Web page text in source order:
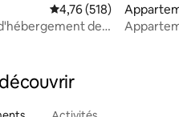
Évaluation moyenne
4,76 (518)
de